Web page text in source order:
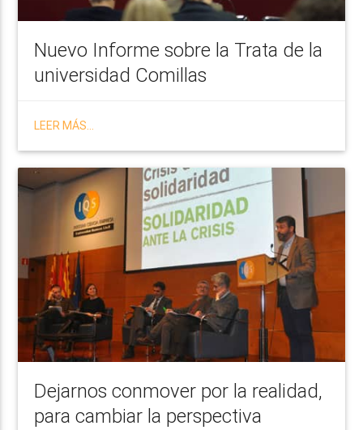
Nuevo Informe sobre la Trata de la
universidad Comillas
LEER MÁS...
Dejarnos conmover por la realidad,
para cambiar la perspectiva